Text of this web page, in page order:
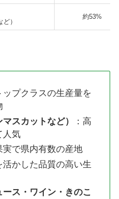
）
約53%
ップクラスの生産量を
スカットなど）
：高
人気
で県内有数の産地
活かした品質の高い生
ス・ワイン・きのこ